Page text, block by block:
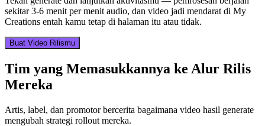
sekitar 3-6 menit per menit audio, dan video jadi mendarat di My
Creations entah kamu tetap di halaman itu atau tidak.
Buat Video Rilismu
Tim yang Memasukkannya ke Alur Rilis
Mereka
Artis, label, dan promotor bercerita bagaimana video hasil generate
mengubah strategi rollout mereka.